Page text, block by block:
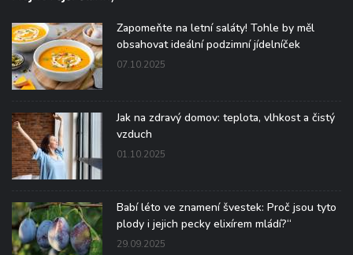
Zapomeňte na letní saláty! Tohle by měl
obsahovat ideální podzimní jídelníček
07.10.2025
Jak na zdravý domov: teplota, vlhkost a čistý
vzduch
01.10.2025
Babí léto ve znamení švestek: Proč jsou tyto
plody i jejich pecky elixírem mládí?“
29.09.2025